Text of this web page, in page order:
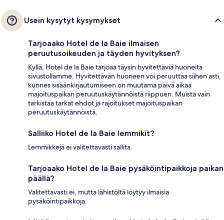
Usein kysytyt kysymykset
Tarjoaako Hotel de la Baie ilmaisen
peruutusoikeuden ja täyden hyvityksen?
Kyllä, Hotel de la Baie tarjoaa täysin hyvitettäviä huoneita
sivustollamme. Hyvitettävän huoneen voi peruuttaa siihen asti,
kunnes sisäänkirjautumiseen on muutama päivä aikaa
majoituspaikan peruutuskäytännöistä riippuen. Muista vain
tarkistaa tarkat ehdot ja rajoitukset majoituspaikan
peruutuskäytännöistä.
Salliiko Hotel de la Baie lemmikit?
Lemmikkejä ei valitettavasti sallita.
Tarjoaako Hotel de la Baie pysäköintipaikkoja paikan
päällä?
Valitettavasti ei, mutta lähistöltä löytyy ilmaisia
pysäköintipaikkoja.